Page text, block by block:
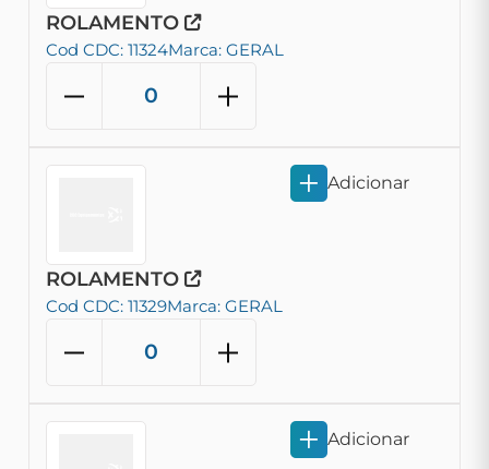
ROLAMENTO
Cod CDC: 11324Marca: GERAL
ROLAMENTO
Cod CDC: 11329Marca: GERAL
Adicionar
Adicionar